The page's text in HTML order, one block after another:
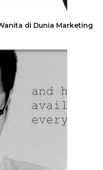
di Dunia Marketing